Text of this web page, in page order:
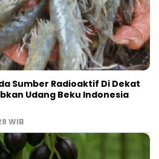
Sumber Radioaktif Di Dekat
Udang Beku Indonesia
WIB